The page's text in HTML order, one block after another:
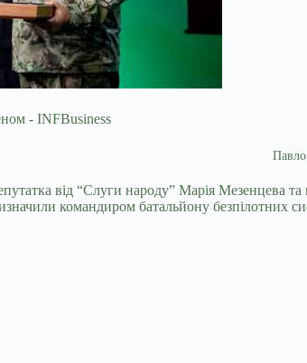
від “Слуги народу” Марія Мезенцева
командиром батальйону безпілотних